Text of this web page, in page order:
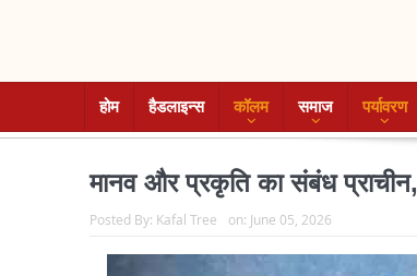
होम हैडलाइन्स कॉलम समाज पर्यावरण
मानव और प्रकृति का संबंध
Posted By: Kafal Tree on: June 05, 2026